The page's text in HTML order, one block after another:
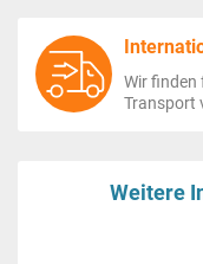
Wir finden
Transport
Weitere